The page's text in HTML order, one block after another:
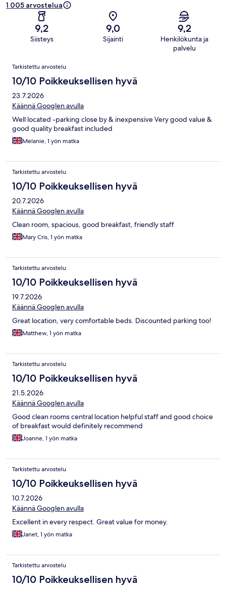
1 005 arvostelua
9,2
Siisteys
9,0
Sijainti
9,2
Henkilökunta ja
palvelu
Arvostelut
Tarkistettu arvostelu
10/10 Poikkeuksellisen hyvä
23.7.2026
Käännä Googlen avulla
Well located -parking close by & inexpensive Very good value &
good quality breakfast included
Melanie, 1 yön matka
Tarkistettu arvostelu
10/10 Poikkeuksellisen hyvä
20.7.2026
Käännä Googlen avulla
Clean room, spacious, good breakfast, friendly staff
Mary Cris, 1 yön matka
Tarkistettu arvostelu
10/10 Poikkeuksellisen hyvä
19.7.2026
Käännä Googlen avulla
Great location, very comfortable beds. Discounted parking too!
Matthew, 1 yön matka
Tarkistettu arvostelu
10/10 Poikkeuksellisen hyvä
21.5.2026
Käännä Googlen avulla
Good clean rooms central location helpful staff and good choice
of breakfast would definitely recommend
Joanne, 1 yön matka
Tarkistettu arvostelu
10/10 Poikkeuksellisen hyvä
10.7.2026
Käännä Googlen avulla
Excellent in every respect. Great value for money.
Janet, 1 yön matka
Tarkistettu arvostelu
10/10 Poikkeuksellisen hyvä